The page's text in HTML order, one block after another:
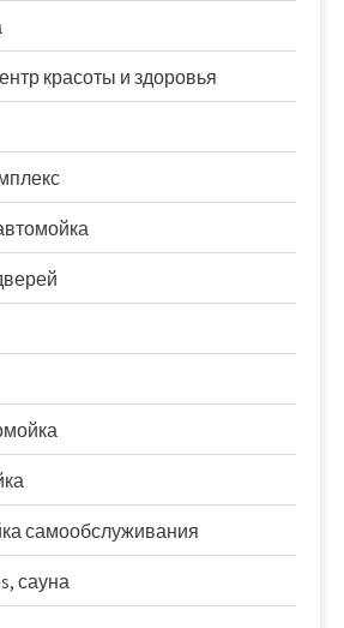
красоты и здоровья
самообслуживания
сауна